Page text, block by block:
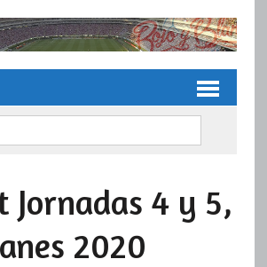
Jornadas 4 y 5,
2020